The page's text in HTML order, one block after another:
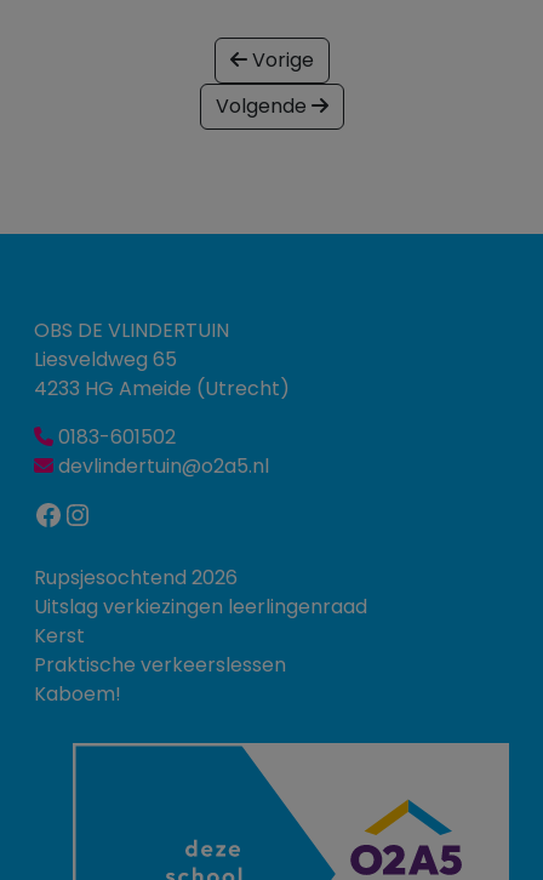
Vorige
Volgende
OBS DE VLINDERTUIN
Liesveldweg 65
4233 HG Ameide (Utrecht)
0183-601502
devlindertuin@o2a5.nl
Facebook Instagram
Rupsjesochtend 2026
Uitslag verkiezingen leerlingenraad
Kerst
Praktische verkeerslessen
Kaboem!